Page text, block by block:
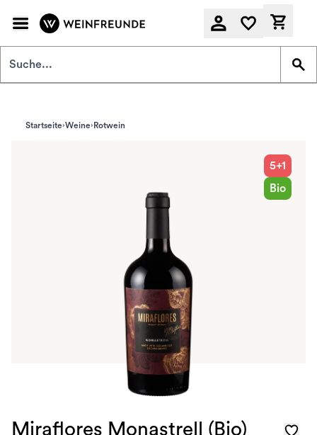
Startseite Weine Rotwein
5+1
Bio
Miraflores Monastrell (Bio)